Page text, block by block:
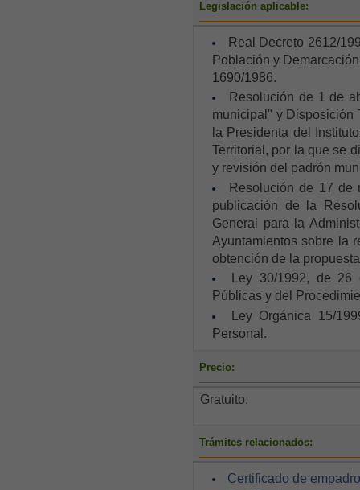
Legislación aplicable:
Real Decreto 2612/
Población y
1690/1986.
Resolución de 1 de
municipal" y Disposición
la Presidenta del
Territorial, por la que se
y revisión del padrón
Resolución de 17 de
publicación de la
General para la
Ayuntamientos sobre la
obtención de la
Ley 30/1992, de
Públicas y del
Ley Orgánica 15/
Personal.
Precio:
Gratuito.
Trámites relacionados:
Certificado de